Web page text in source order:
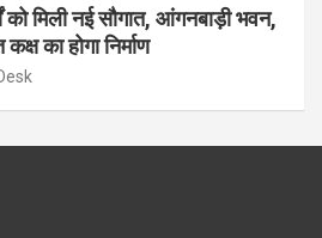
को मिली नई सौगात, आंगनबाड़ी भवन,
का होगा निर्माण